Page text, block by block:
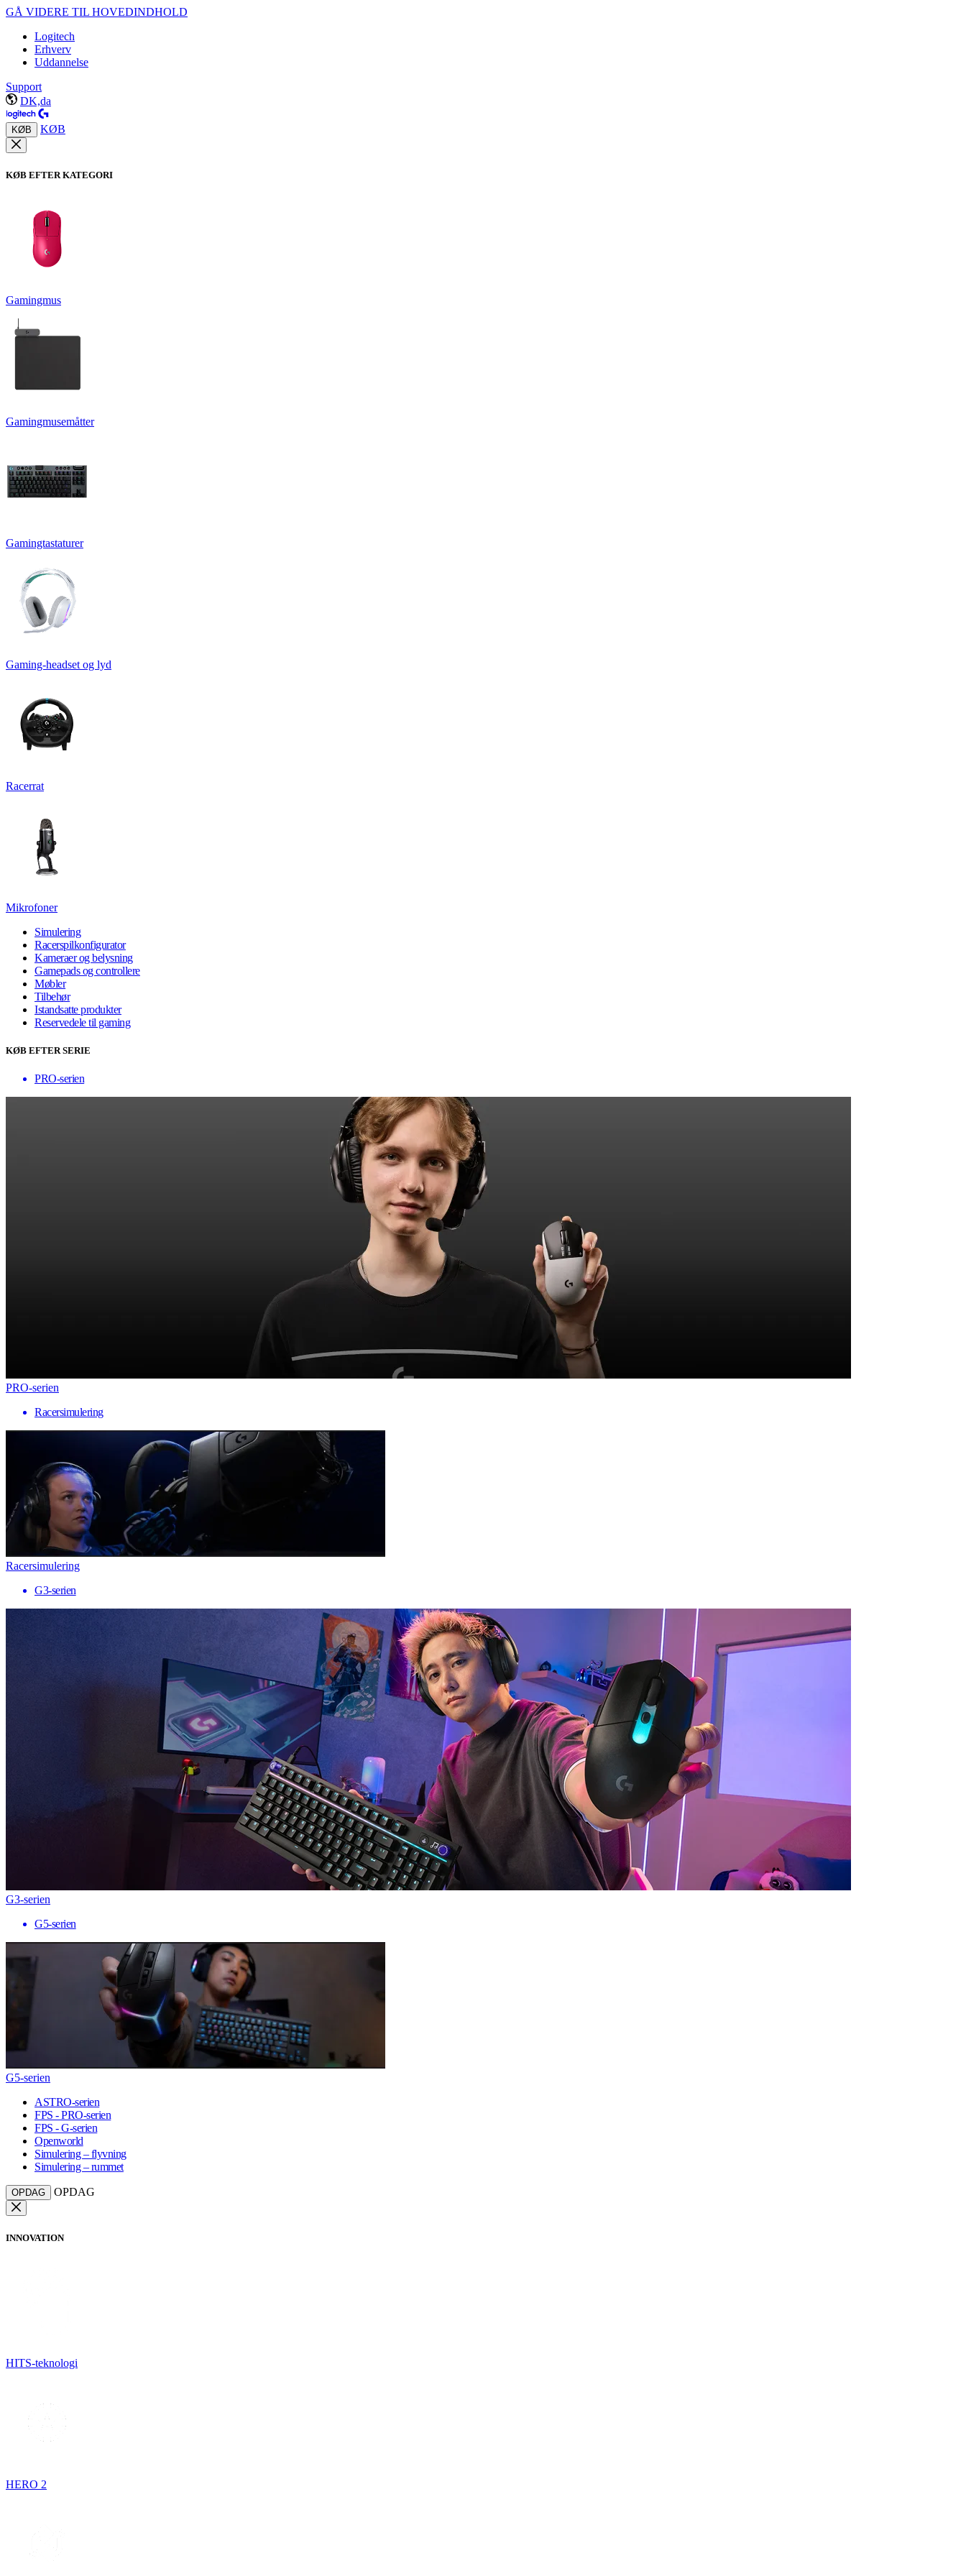
GÅ VIDERE TIL HOVEDINDHOLD
Logitech
Erhverv
Uddannelse
Support
DK,da
KØB KØB
KØB EFTER KATEGORI
Gamingmus
Gamingmusemåtter
Gamingtastaturer
Gaming-headset og lyd
Racerrat
Mikrofoner
Simulering
Racerspilkonfigurator
Kameraer og belysning
Gamepads og controllere
Møbler
Tilbehør
Istandsatte produkter
Reservedele til gaming
KØB EFTER SERIE
PRO-serien
PRO-serien
Racersimulering
Racersimulering
G3-serien
G3-serien
G5-serien
G5-serien
ASTRO-serien
FPS - PRO-serien
FPS - G-serien
Openworld
Simulering – flyvning
Simulering – rummet
OPDAG OPDAG
INNOVATION
HITS-teknologi
HERO 2